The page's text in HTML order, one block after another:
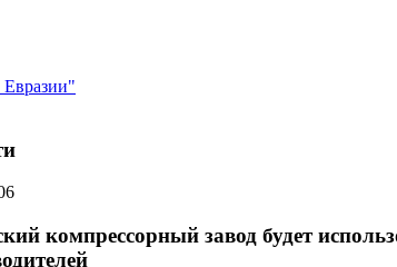
компрессорный завод будет